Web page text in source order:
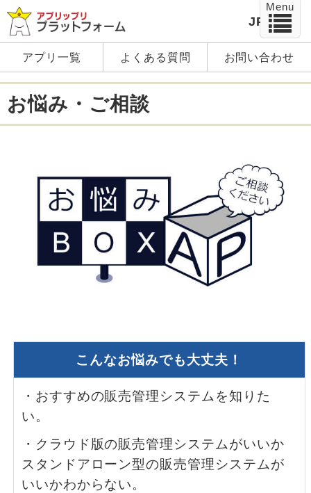
JP EN
アプリ一覧 よくある質問 お問い合わせ
お悩み・ご相談
こんなお悩みでも大丈夫！
・おすすめの販売管理システムを知りた
い。
・クラウド版の販売管理システムがいいか
スタンドアローン型の販売管理システムが
いいかわからない。
Menu